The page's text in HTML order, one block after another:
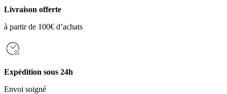
SURFPISTOLS
Livraison offerte
à partir de 100€ d’achats
Expédition sous 24h
Envoi soigné